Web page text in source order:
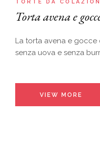
TORTE DA
Torta avena e
La torta avena e
senza uova e senza
VIEW MORE